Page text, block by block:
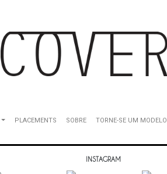
PLACEMENTS SOBRE TORNE-SE UM MODELO
INSTAGRAM